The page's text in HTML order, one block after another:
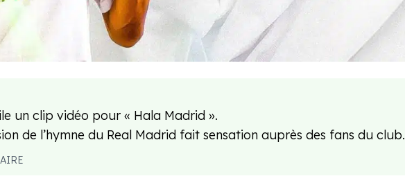
un clip vidéo pour « Hala Madrid ».
de l’hymne du Real Madrid fait sensation auprès des fans du club.